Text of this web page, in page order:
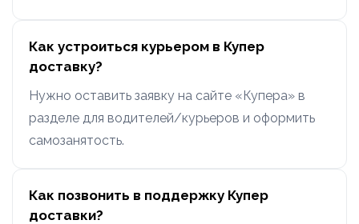
Как устроиться курьером в Купер
доставку?
Нужно оставить заявку на сайте «Купера» в
разделе для водителей/курьеров и оформить
самозанятость.
Как позвонить в поддержку Купер
доставки?